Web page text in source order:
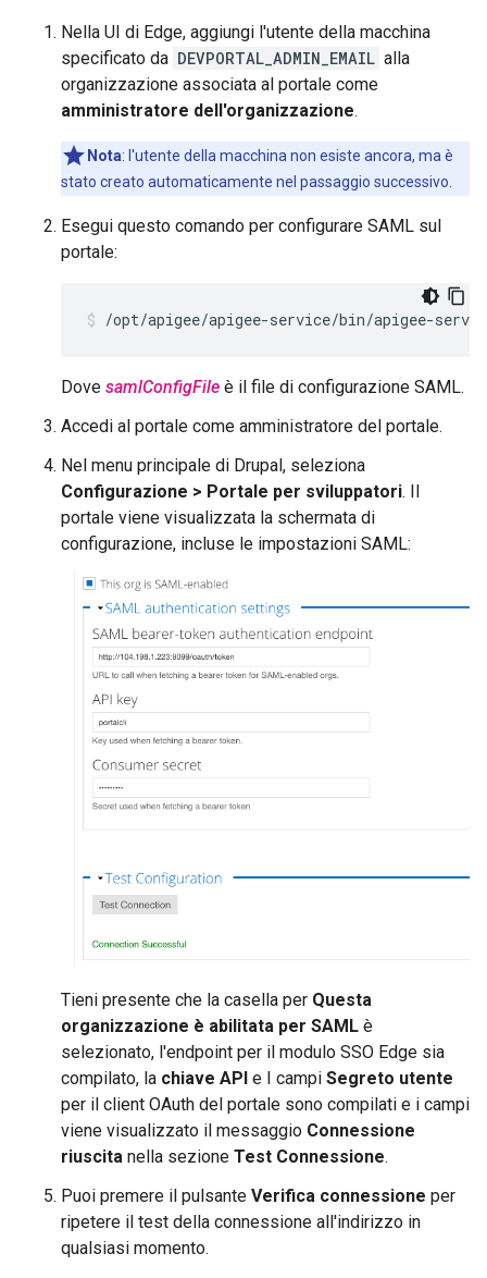
Nella UI di Edge, aggiungi l'utente della macchina
specificato da DEVPORTAL_ADMIN_EMAIL alla
organizzazione associata al portale come
amministratore dell'organizzazione.
Nota: l'utente della macchina non esiste ancora, ma è
stato creato automaticamente nel passaggio successivo.
Esegui questo comando per configurare SAML sul
portale:
/opt/apigee/apigee-service/bin/apigee-
Dove samlConfigFile è il file di configurazione SAML.
Accedi al portale come amministratore del portale.
Nel menu principale di Drupal, seleziona
Configurazione > Portale per sviluppatori. Il
portale viene visualizzata la schermata di
configurazione, incluse le impostazioni SAML:
Tieni presente che la casella per Questa
organizzazione è abilitata per SAML è
selezionato, l'endpoint per il modulo SSO Edge sia
compilato, la chiave API e I campi Segreto utente
per il client OAuth del portale sono compilati e i campi
viene visualizzato il messaggio Connessione
riuscita nella sezione Test Connessione.
Puoi premere il pulsante Verifica connessione per
ripetere il test della connessione all'indirizzo in
qualsiasi momento.